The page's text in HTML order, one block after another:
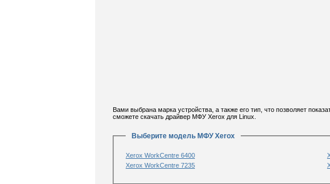
Вами выбрана марка устройства, а также его тип, что позволяет
сможете скачать драйвер МФУ Xerox для Linux.
Выберите модель МФУ Xerox
Xerox WorkCentre 6400
Xerox WorkCentre 7235